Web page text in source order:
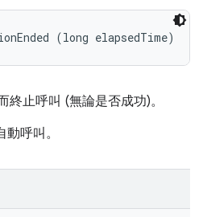
(long elapsedTime)
終止呼叫 (無論是否成功)。
呼叫。